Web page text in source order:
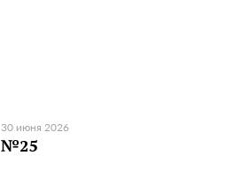
30 июня 2026
№25